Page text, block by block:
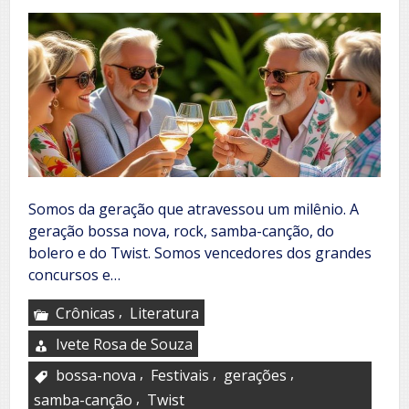
Somos da geração que atravessou um milênio. A
geração bossa nova, rock, samba-canção, do
bolero e do Twist. Somos vencedores dos grandes
concursos e…
Crônicas , Literatura
Ivete Rosa de Souza
bossa-nova , Festivais , gerações ,
samba-canção , Twist